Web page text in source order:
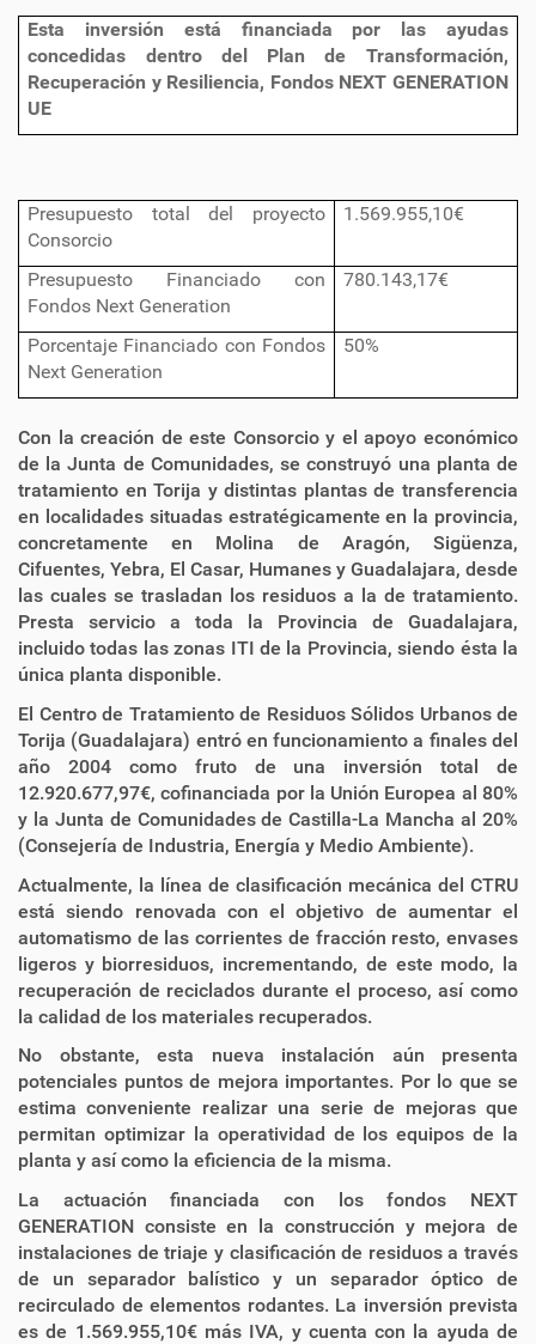
Esta inversión está financiada por las ayudas
concedidas dentro del Plan de Transformación,
Recuperación y Resiliencia, Fondos NEXT GENERATION
UE
Presupuesto total del proyecto
Consorcio
1.569.955,10€
Presupuesto Financiado con
Fondos Next Generation
780.143,17€
Porcentaje Financiado con Fondos
Next Generation
50%
Con la creación de este Consorcio y el apoyo económico
de la Junta de Comunidades, se construyó una planta de
tratamiento en Torija y distintas plantas de transferencia
en localidades situadas estratégicamente en la provincia,
concretamente en Molina de Aragón, Sigüenza,
Cifuentes, Yebra, El Casar, Humanes y Guadalajara, desde
las cuales se trasladan los residuos a la de tratamiento.
Presta servicio a toda la Provincia de Guadalajara,
incluido todas las zonas ITI de la Provincia, siendo ésta la
única planta disponible.
El Centro de Tratamiento de Residuos Sólidos Urbanos de
Torija (Guadalajara) entró en funcionamiento a finales del
año 2004 como fruto de una inversión total de
12.920.677,97€, cofinanciada por la Unión Europea al 80%
y la Junta de Comunidades de Castilla-La Mancha al 20%
(Consejería de Industria, Energía y Medio Ambiente).
Actualmente, la línea de clasificación mecánica del CTRU
está siendo renovada con el objetivo de aumentar el
automatismo de las corrientes de fracción resto, envases
ligeros y biorresiduos, incrementando, de este modo, la
recuperación de reciclados durante el proceso, así como
la calidad de los materiales recuperados.
No obstante, esta nueva instalación aún presenta
potenciales puntos de mejora importantes. Por lo que se
estima conveniente realizar una serie de mejoras que
permitan optimizar la operatividad de los equipos de la
planta y así como la eficiencia de la misma.
La actuación financiada con los fondos NEXT
GENERATION consiste en la construcción y mejora de
instalaciones de triaje y clasificación de residuos a través
de un separador balístico y un separador óptico de
recirculado de elementos rodantes. La inversión prevista
es de 1.569.955,10€ más IVA, y cuenta con la ayuda de